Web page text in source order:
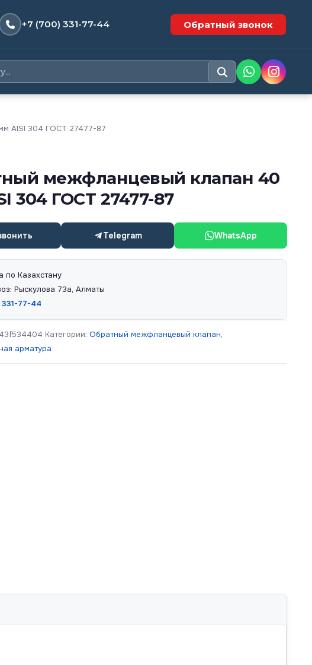
+7 (700) 331-77-44 Обратный звонок
AISI 304 ГОСТ 27477-87
межфланцевый клапан 40
304 ГОСТ 27477-87
Telegram WhatsApp
по Казахстану
Рыскулова 73а, Алматы
77-44
Категории:Обратный межфланцевый клапан,
арматура